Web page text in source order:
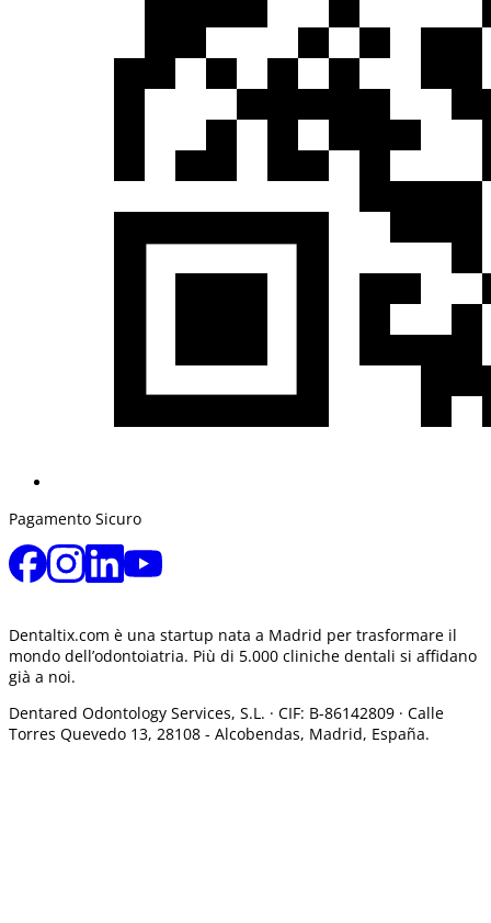
Pagamento Sicuro
Dentaltix.com è una startup nata a Madrid per trasformare il
mondo dell’odontoiatria. Più di 5.000 cliniche dentali si affidano
già a noi.
Dentared Odontology Services, S.L. · CIF: B-86142809 · Calle
Torres Quevedo 13, 28108 - Alcobendas, Madrid, España.